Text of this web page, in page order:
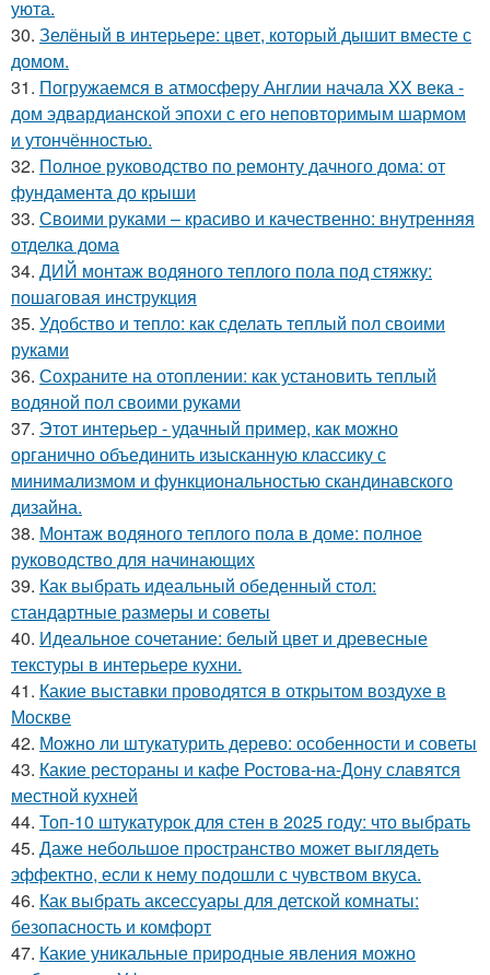
уюта.
30. Зелёный в интерьере: цвет, который дышит вместе с
домом.
31. Погружаемся в атмосферу Англии начала XX века -
дом эдвардианской эпохи с его неповторимым шармом
и утончённостью.
32. Полное руководство по ремонту дачного дома: от
фундамента до крыши
33. Своими руками – красиво и качественно: внутренняя
отделка дома
34. ДИЙ монтаж водяного теплого пола под стяжку:
пошаговая инструкция
35. Удобство и тепло: как сделать теплый пол своими
руками
36. Сохраните на отоплении: как установить теплый
водяной пол своими руками
37. Этот интерьер - удачный пример, как можно
органично объединить изысканную классику с
минимализмом и функциональностью скандинавского
дизайна.
38. Монтаж водяного теплого пола в доме: полное
руководство для начинающих
39. Как выбрать идеальный обеденный стол:
стандартные размеры и советы
40. Идеальное сочетание: белый цвет и древесные
текстуры в интерьере кухни.
41. Какие выставки проводятся в открытом воздухе в
Москве
42. Можно ли штукатурить дерево: особенности и советы
43. Какие рестораны и кафе Ростова-на-Дону славятся
местной кухней
44. Топ-10 штукатурок для стен в 2025 году: что выбрать
45. Даже небольшое пространство может выглядеть
эффектно, если к нему подошли с чувством вкуса.
46. Как выбрать аксессуары для детской комнаты:
безопасность и комфорт
47. Какие уникальные природные явления можно